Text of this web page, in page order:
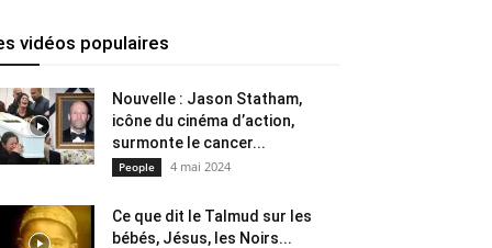
vidéos populaires
Nouvelle : Jason Statham,
icône du cinéma d’action,
surmonte le cancer...
People 4 mai 2024
Ce que dit le Talmud sur les
bébés, Jésus, les Noirs...